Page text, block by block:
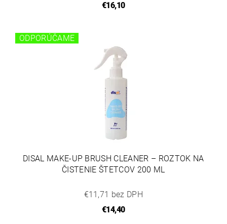
€16,10
ODPORÚČAME
DISAL MAKE-UP BRUSH CLEANER – ROZTOK NA
ČISTENIE ŠTETCOV 200 ML
€11,71 bez DPH
€14,40